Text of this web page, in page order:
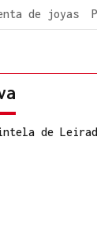
de joyas
de